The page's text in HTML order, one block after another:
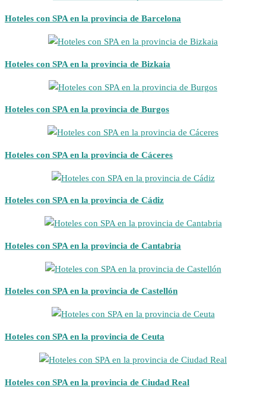
Hoteles con SPA en la provincia de Barcelona
Hoteles con SPA en la provincia de Bizkaia
Hoteles con SPA en la provincia de Burgos
Hoteles con SPA en la provincia de Cáceres
Hoteles con SPA en la provincia de Cádiz
Hoteles con SPA en la provincia de Cantabria
Hoteles con SPA en la provincia de Castellón
Hoteles con SPA en la provincia de Ceuta
Hoteles con SPA en la provincia de Ciudad Real